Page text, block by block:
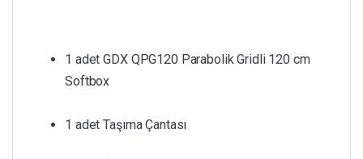
1 adet GDX QPG120 Parabolik Gridli 120 cm
Softbox
1 adet Taşıma Çantası